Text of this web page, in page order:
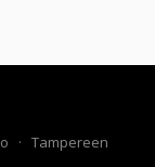
· Tampereen